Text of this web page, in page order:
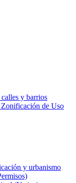
y barrios
de Uso
y urbanismo